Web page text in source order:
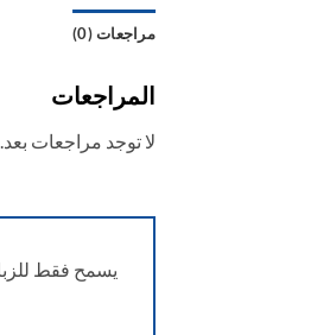
مراجعات (0)
المراجعات
لا توجد مراجعات بعد.
يسمح فقط